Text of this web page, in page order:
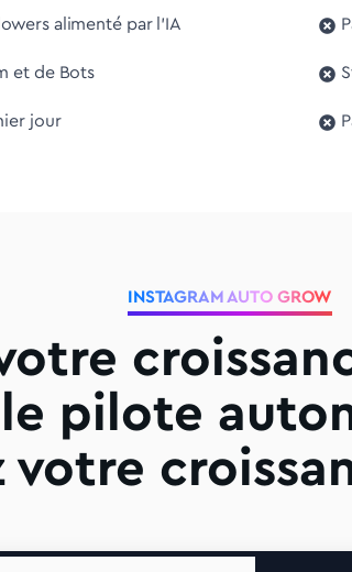
alimenté par l'IA
et de Bots
jour
INSTAGRAM AUTO GROW
pilote
votre